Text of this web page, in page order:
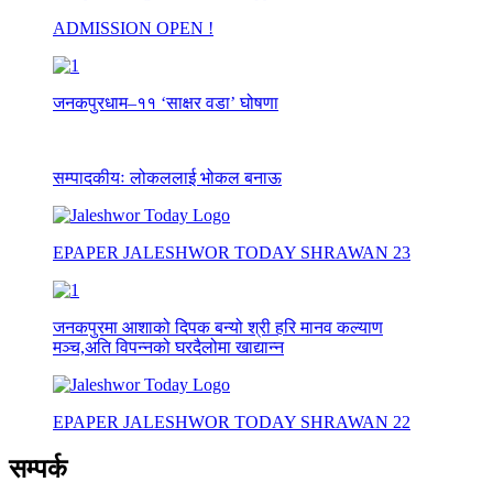
ADMISSION OPEN !
जनकपुरधाम–११ ‘साक्षर वडा’ घोषणा
सम्पादकीयः लोकललाई भोकल बनाऊ
EPAPER JALESHWOR TODAY SHRAWAN 23
जनकपुरमा आशाको दिपक बन्यो श्री हरि मानव कल्याण
मञ्च,अति विपन्नको घरदैलोमा खाद्यान्न
EPAPER JALESHWOR TODAY SHRAWAN 22
सम्पर्क